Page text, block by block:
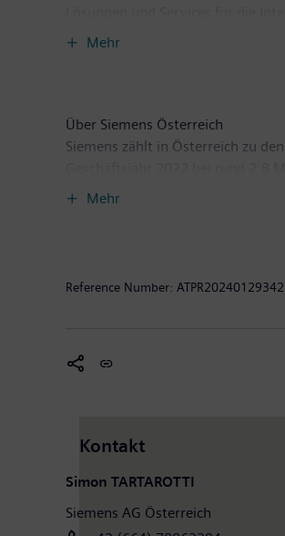
ermöglicht das einmalige
Mehr
Über Siemens Österreich
Siemens zählt in Österreich zu
zu erzielen. Das Unternehmen
Millionen Euro. Siemens
Mehr
Reference Number:
Kontakt
Simon TARTAROTTI
Siemens AG Österreich